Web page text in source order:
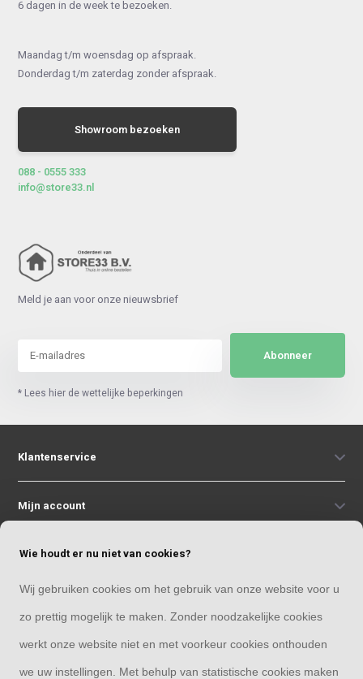
6 dagen in de week te bezoeken.
Maandag t/m woensdag op afspraak.
Donderdag t/m zaterdag zonder afspraak.
Showroom bezoeken
088 - 0555 333
info@store33.nl
Meld je aan voor onze nieuwsbrief
Abonneer
* Lees hier de wettelijke beperkingen
Klantenservice
Mijn account
Categorieën
Wie houdt er nu niet van cookies?
Wij gebruiken cookies om het gebruik van onze website voor u
zo prettig mogelijk te maken. Zonder noodzakelijke cookies
werkt onze website niet en met voorkeur cookies onthouden
we uw instellingen. Met behulp van statistische cookies maken